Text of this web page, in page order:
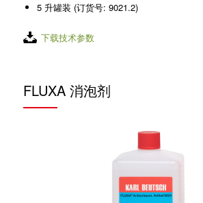
5 升罐装 (订货号: 9021.2)
下载技术参数
FLUXA 消泡剂